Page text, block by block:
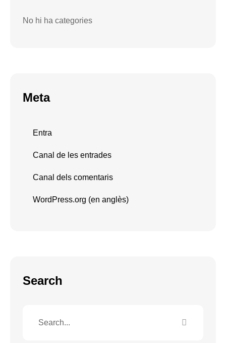
No hi ha categories
Meta
Entra
Canal de les entrades
Canal dels comentaris
WordPress.org (en anglès)
Search